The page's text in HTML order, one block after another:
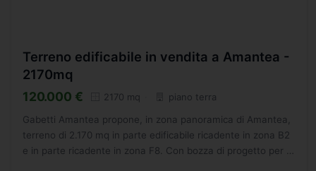
Terreno edificabile in vendita a Amantea -
2170mq
120.000 € 2170 mq piano terra
Gabetti Amantea propone, in zona panoramica di Amantea,
terreno di 2.170 mq in parte edificabile ricadente in zona B2
e in parte ricadente in zona F8. Con bozza di progetto per la